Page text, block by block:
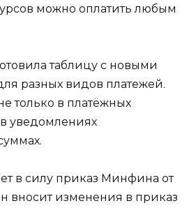
можно оплатить любым
таблицу с новыми
разных видов платежей.
только в платёжных
уведомлениях
в силу приказ Минфина от
вносит изменения в приказ